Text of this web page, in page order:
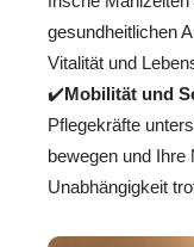
gesundheitlichen
Vitalität und
✔️Mobilität und
Pflegekräfte
bewegen und Ihre
Unabhängigkeit